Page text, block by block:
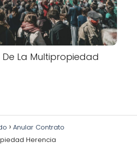
De La Multipropiedad
Anular Contrato
Herencia